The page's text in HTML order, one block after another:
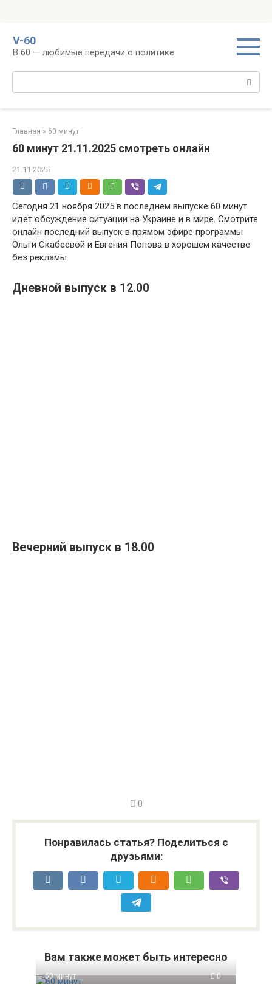
контенту
V-60
В 60 — любимые передачи о политике
Поиск:
Главная » 60 минут
60 минут 21.11.2025 смотреть онлайн
21.11.2025
Сегодня 21 ноября 2025 в последнем выпуске 60 минут
идет обсуждение ситуации на Украине и в мире. Смотрите
онлайн последний выпуск в прямом эфире программы
Ольги Скабеевой и Евгения Попова в хорошем качестве
без рекламы.
Дневной выпуск в 12.00
Вечерний выпуск в 18.00
0
Понравилась статья? Поделиться с
друзьями:
Вам также может быть интересно
60 минут 0